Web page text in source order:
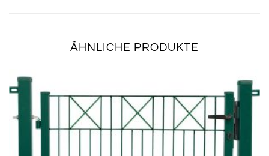
ÄHNLICHE PRODUKTE